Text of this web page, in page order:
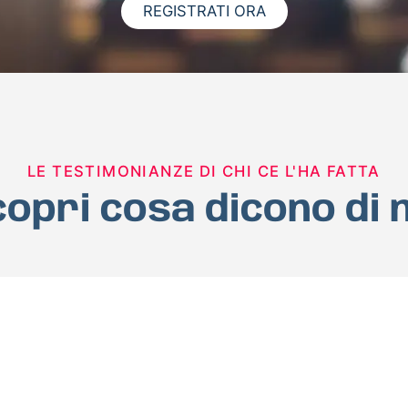
REGISTRATI ORA
LE TESTIMONIANZE DI CHI CE L'HA FATTA
cosa dicono di